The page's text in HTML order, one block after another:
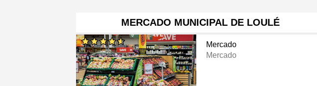
MERCADO MUNICIPAL DE LOULÉ
Mercado
Mercado